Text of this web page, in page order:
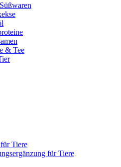
& Tee
Tiere
für Tiere